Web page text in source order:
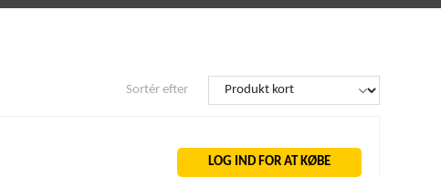
Sortér efter
LOG IND FOR AT KØBE